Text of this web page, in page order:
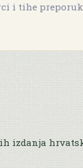
i tihe
izdanja